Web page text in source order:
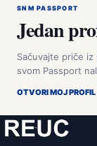
SNM PASSPORT
Jedan
Sačuvajte priče
svom Passport
OTVORI MOJ PROFIL